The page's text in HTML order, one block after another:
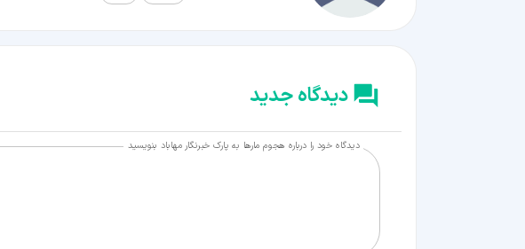
دیدگاه جدید
دیدگاه خود را درباره هجوم مارها به پارک خبرنگار مهاباد بنویسید